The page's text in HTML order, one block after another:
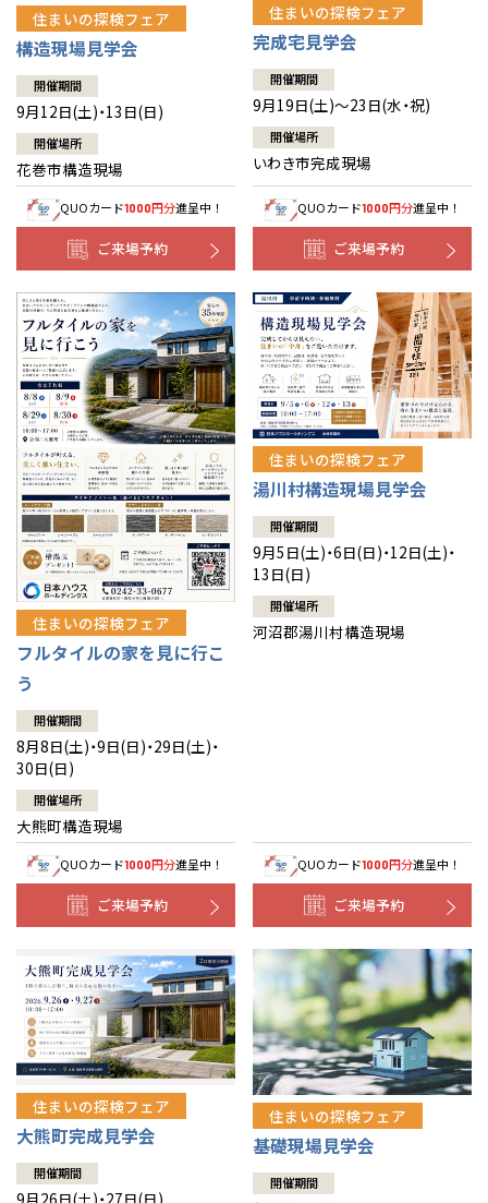
住まいの探検フェア
構造現場見学会
開催期間
9月12日(土)・13日(日)
開催場所
花巻市構造現場
QUOカード1000円分進呈中！
ご来場予約
住まいの探検フェア
完成宅見学会
開催期間
9月19日(土)～23日(水・祝)
開催場所
いわき市完成現場
QUOカード1000円分進呈中！
ご来場予約
住まいの探検フェア
フルタイルの家を見に行こ
う
開催期間
8月8日(土)・9日(日)・29日(土)・
30日(日)
開催場所
大熊町構造現場
QUOカード1000円分進呈中！
ご来場予約
住まいの探検フェア
湯川村構造現場見学会
開催期間
9月5日(土)・6日(日)・12日(土)・
13日(日)
開催場所
河沼郡湯川村構造現場
QUOカード1000円分進呈中！
ご来場予約
住まいの探検フェア
大熊町完成見学会
開催期間
住まいの探検フェア
基礎現場見学会
開催期間